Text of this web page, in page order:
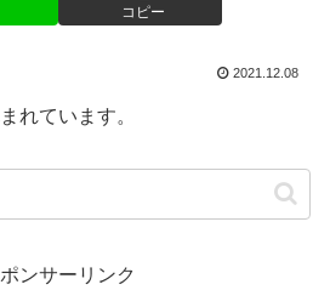
コピー
2021.12.08
れています。
ンサーリンク